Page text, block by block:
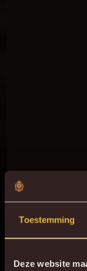
Toestemming
Deze website